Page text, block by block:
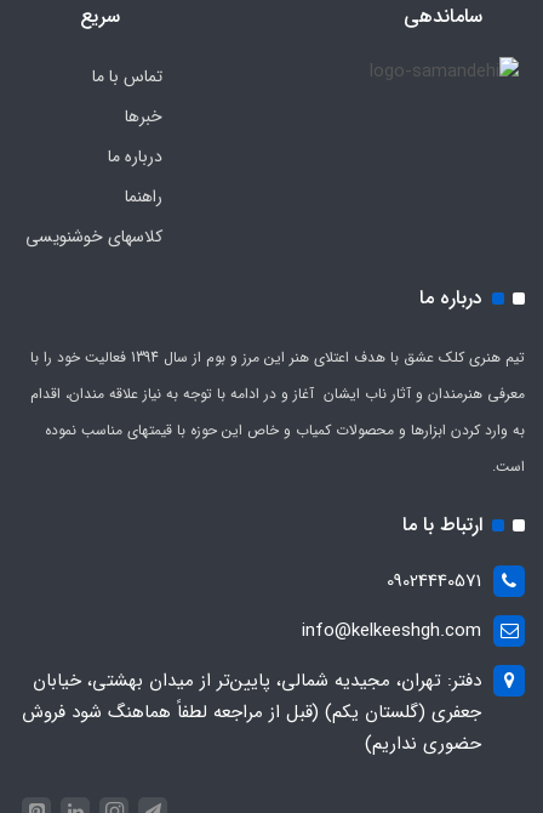
ساماندهی
سریع
تماس با ما
خبرها
درباره ما
راهنما
کلاسهای خوشنویسی
درباره ما
تیم هنری کلک عشق با هدف اعتلای هنر این مرز و بوم از سال 1394 فعالیت خود را با
معرفی هنرمندان و آثار ناب ایشان آغاز و در ادامه با توجه به نیاز علاقه مندان، اقدام
به وارد کردن ابزارها و محصولات کمیاب و خاص این حوزه با قیمتهای مناسب نموده
است.
ارتباط با ما
09024440571
info@kelkeeshgh.com
دفتر: تهران، مجیدیه شمالی، پایین‌تر از میدان بهشتی، خیابان
جعفری (گلستان یکم) (قبل از مراجعه لطفاً هماهنگ شود فروش
حضوری نداریم)